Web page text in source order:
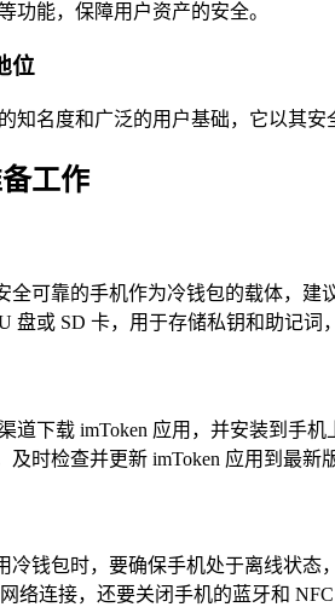
功能，保障用户资产的安全。
位
知名度和广泛的用户基础，它以其
工作
全可靠的手机作为冷钱包的载体，
盘或 SD 卡，用于存储私钥和助记
道下载 imToken 应用，并安装到手
及时检查并更新 imToken 应用到最
冷钱包时，要确保手机处于离线状
络连接，还要关闭手机的蓝牙和